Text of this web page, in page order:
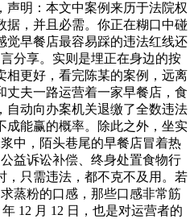
声明：本文中案例来历于法院权
据，并且必需。你正在糊口中碰
觉早餐店最容易踩的违法红线还
分享。实则是埋正在身边的按
相更好，看完陈某的案例，远离
丈夫一路运营着一家早餐店，食
自动向办案机关退缴了全数违法
成能赢的概率。除此之外，坐实
中，陌头巷尾的早餐店冒着热
益诉讼补偿、终身处置食物行
，只需违法，都不克不及用。若
蒸粉的口感，那些口感非常筋
12 月 12 日，也是对运营者的